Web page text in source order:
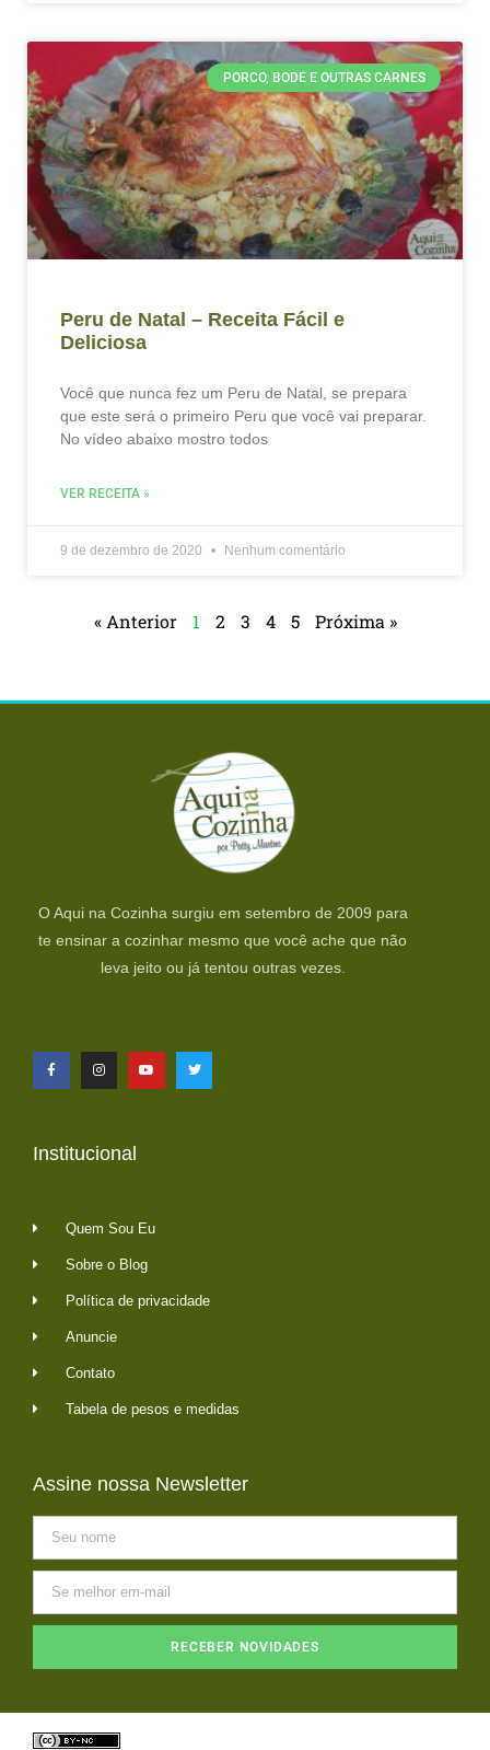
PORCO, BODE E OUTRAS CARNES
Peru de Natal – Receita Fácil e
Deliciosa
Você que nunca fez um Peru de Natal, se prepara
que este será o primeiro Peru que você vai preparar.
No vídeo abaixo mostro todos
VER RECEITA »
9 de dezembro de 2020 Nenhum comentário
« Anterior 1 2 3 4 5 Próxima »
O Aqui na Cozinha surgiu em setembro de 2009 para
te ensinar a cozinhar mesmo que você ache que não
leva jeito ou já tentou outras vezes.
Institucional
Quem Sou Eu
Sobre o Blog
Política de privacidade
Anuncie
Contato
Tabela de pesos e medidas
Assine nossa Newsletter
RECEBER NOVIDADES